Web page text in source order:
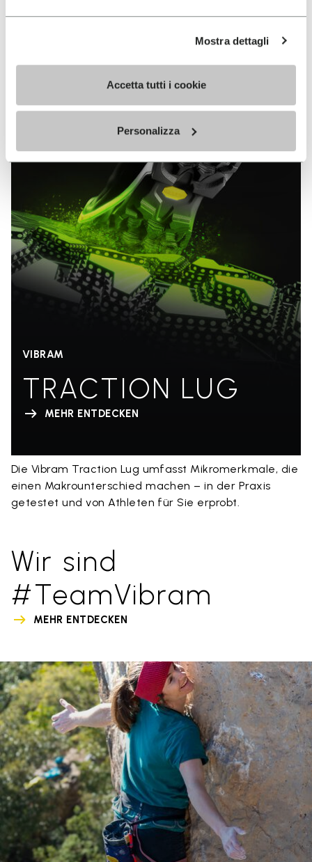
Mostra dettagli
Accetta tutti i cookie
Personalizza
aus Gummi bietet sowohl auf trockenem als auch
auf nassem Terrain unvergleichliche Grip-
VIBRAM
TRACTION LUG
MEHR ENTDECKEN
Die Vibram Traction Lug umfasst Mikromerkmale, die
einen Makrounterschied machen – in der Praxis
getestet und von Athleten für Sie erprobt.
Wir sind
#TeamVibram
MEHR ENTDECKEN